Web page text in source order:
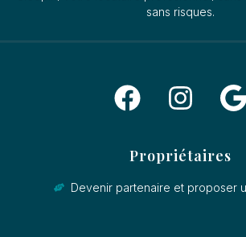
sans risques.
Propriétaires
Devenir partenaire et proposer